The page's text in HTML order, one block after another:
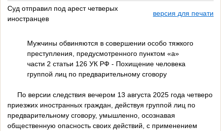
Суд отправил под арест четверых
иностранцев
версия для печати
Мужчины обвиняются в совершении особо тяжкого
преступления, предусмотренного пунктом «а»
части 2 статьи 126 УК РФ - Похищение человека
группой лиц по предварительному сговору
По версии следствия вечером 13 августа 2025 года четверо
приезжих иностранных граждан, действуя группой лиц по
предварительному сговору, умышленно, осознавая
общественную опасность своих действий, с применением